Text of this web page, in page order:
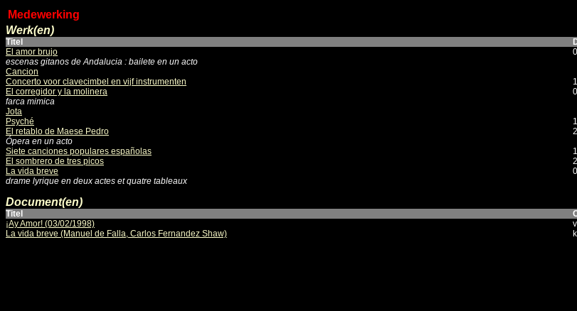
Medewerking
Werk(en)
Titel
El amor brujo
escenas gitanos de Andalucia : bailete en un acto
Cancion
Concerto voor clavecimbel en vijf instrumenten
El corregidor y la molinera
farca mimica
Jota
Psyché
El retablo de Maese Pedro
Ópera en un acto
Siete canciones populares españolas
El sombrero de tres picos
La vida breve
drame lyrique en deux actes et quatre tableaux
Document(en)
Titel
¡Ay Amor! (03/02/1998)
La vida breve (Manuel de Falla, Carlos Fernandez Shaw)